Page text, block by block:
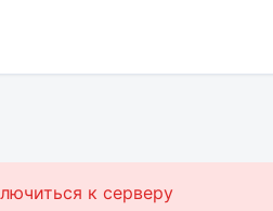
к серверу